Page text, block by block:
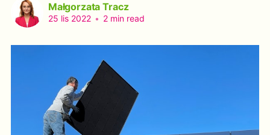
Małgorzata Tracz
25 lis 2022 • 2 min read